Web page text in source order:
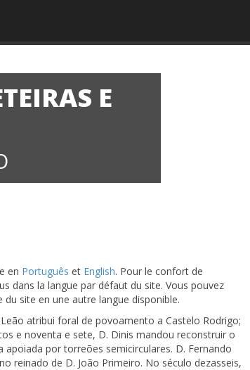
E
en Português et English. Pour le confort de
dans la langue par défaut du site. Vous pouvez
du site en une autre langue disponible.
atribui foral de povoamento a Castelo Rodrigo;
e noventa e sete, D. Dinis mandou reconstruir o
por torreões semicirculares. D. Fernando
reinado de D. João Primeiro. No século dezasseis,